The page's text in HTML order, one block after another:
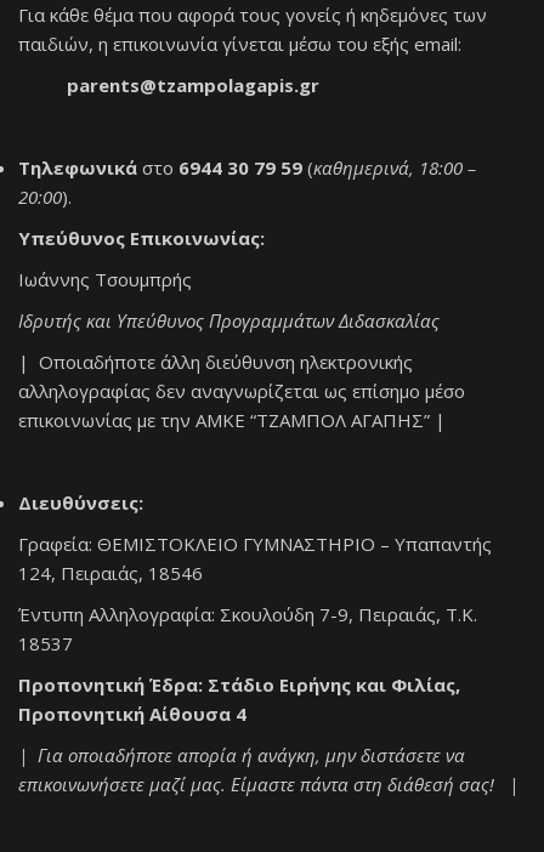
Για κάθε θέμα που αφορά τους γονείς ή κηδεμόνες των
παιδιών, η επικοινωνία γίνεται μέσω του εξής email:
parents@tzampolagapis.gr
Τηλεφωνικά στο 6944 30 79 59 (καθημερινά, 18:00 –
20:00).
Υπεύθυνος Επικοινωνίας:
Ιωάννης Τσουμπρής
Ιδρυτής και Υπεύθυνος Προγραμμάτων Διδασκαλίας
| Οποιαδήποτε άλλη διεύθυνση ηλεκτρονικής
αλληλογραφίας δεν αναγνωρίζεται ως επίσημο μέσο
επικοινωνίας με την ΑΜΚΕ “ΤΖΑΜΠΟΛ ΑΓΑΠΗΣ” |
Διευθύνσεις:
Γραφεία: ΘΕΜΙΣΤΟΚΛΕΙΟ ΓΥΜΝΑΣΤΗΡΙΟ – Υπαπαντής
124, Πειραιάς, 18546
Έντυπη Αλληλογραφία: Σκουλούδη 7-9, Πειραιάς, Τ.Κ.
18537
Προπονητική Έδρα: Στάδιο Ειρήνης και Φιλίας,
Προπονητική Αίθουσα 4
| Για οποιαδήποτε απορία ή ανάγκη, μην διστάσετε να
επικοινωνήσετε μαζί μας. Είμαστε πάντα στη διάθεσή σας! |